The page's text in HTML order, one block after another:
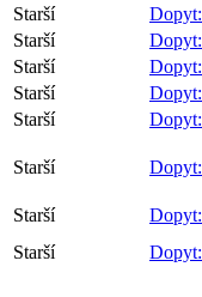
Starší
Starší
Starší
Starší
Starší
Starší
Starší
Starší